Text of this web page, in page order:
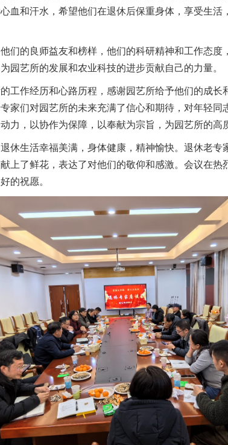
血和汗水，希望他们在退休后保重身体，享受生
们的良师益友和榜样，他们的科研精神和工作态
园艺所的发展和农业科技的进步贡献自己的力量。
工作经历和心路历程，感谢园艺所给予他们的成
家们对园艺所的未来充满了信心和期待，对年轻
力，以协作为保障，以奉献为宗旨，为园艺所的高
休生活幸福美满，身体健康，精神愉快。退休老
上了鲜花，表达了对他们的敬仰和感激。 会议在热
的祝愿。